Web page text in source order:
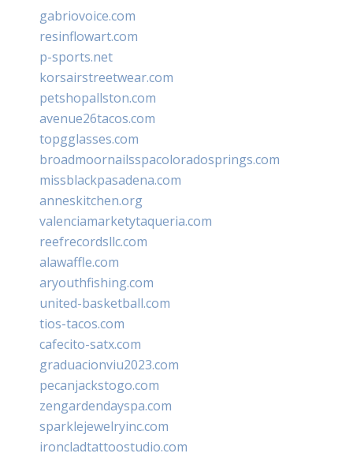
gabriovoice.com
resinflowart.com
p-sports.net
korsairstreetwear.com
petshopallston.com
avenue26tacos.com
topgglasses.com
broadmoornailsspacoloradosprings.com
missblackpasadena.com
anneskitchen.org
valenciamarketytaqueria.com
reefrecordsllc.com
alawaffle.com
aryouthfishing.com
united-basketball.com
tios-tacos.com
cafecito-satx.com
graduacionviu2023.com
pecanjackstogo.com
zengardendayspa.com
sparklejewelryinc.com
ironcladtattoostudio.com